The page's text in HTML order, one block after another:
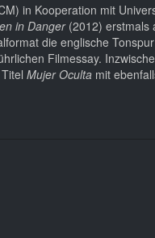
in Kooperation mit
in Danger(2012) erstmals
die englische
Filmessay.
Mujer Oculta mit